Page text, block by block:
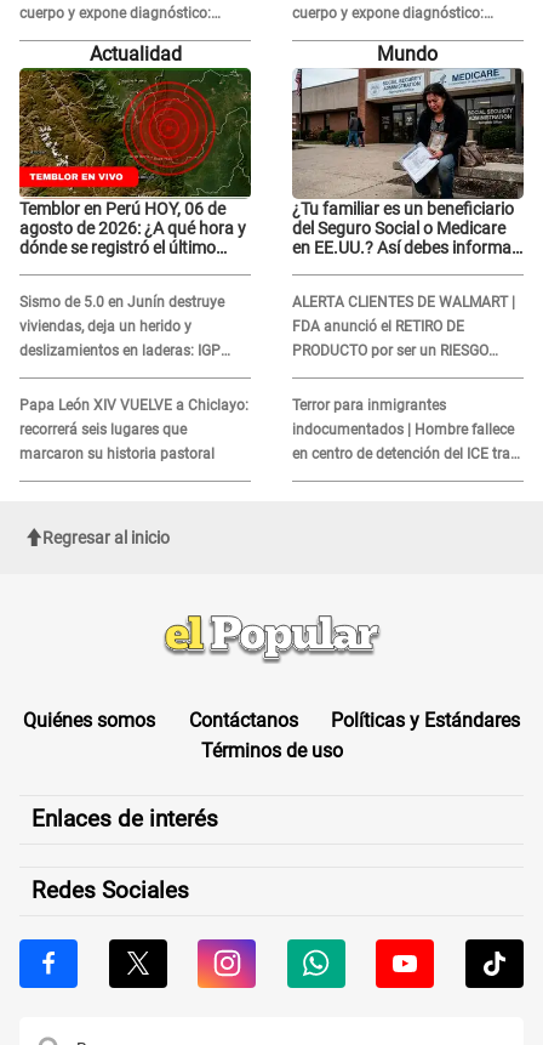
cuerpo y expone diagnóstico:
"Dolores muy fuertes..."
cuerpo y expone diagnóstico:
"Dolores muy fuertes..."
Actualidad
Temblor en Perú HOY, 06 de
agosto de 2026: ¿A qué hora y
dónde se registró el último
Sismo de 5.0 en Junín destruye
viviendas, deja un herido y
deslizamientos en laderas: IGP
alerta sobre posibles réplicas
Papa León XIV VUELVE a Chiclayo:
recorrerá seis lugares que
marcaron su historia pastoral
Mundo
¿Tu familiar es un beneficiario
del Seguro Social o Medicare
en EE.UU.? Así debes informar
ALERTA CLIENTES DE WALMART |
FDA anunció el RETIRO DE
PRODUCTO por ser un RIESGO
MORTAL para consumidores: ¿Cuál
es?
Terror para inmigrantes
indocumentados | Hombre fallece
en centro de detención del ICE tras
sufrir una "emergencia médica"
Regresar al inicio
Quiénes somos Contáctanos
Políticas y Estándares
Términos de uso
Enlaces de interés
Redes Sociales